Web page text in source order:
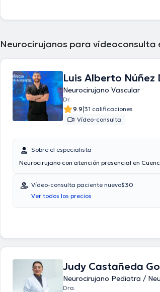
Neurocirujanos para videoconsulta
Luis Alberto Núñez
Neurocirujano Vascular
Dr.
9.9|31 calificaciones
Vídeo-consulta
Sobre el especialista
Neurocirujano con atención presencial en
Vídeo-consulta paciente nuevo$30
Ver todos los precios
Judy Castañeda
Neurocirujano Pediatra /
Dra.